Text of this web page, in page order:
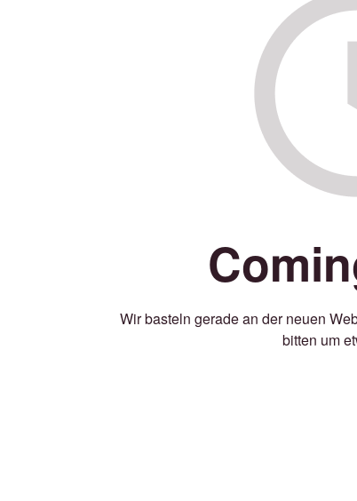
Wir basteln gerade an der neuen
bitten um